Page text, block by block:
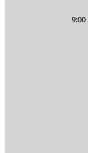
9:00